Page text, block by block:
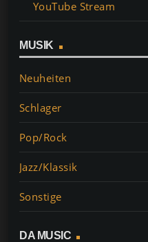
YouTube Stream
MUSIK
Neuheiten
Schlager
Pop/Rock
Jazz/Klassik
Sonstige
DA MUSIC